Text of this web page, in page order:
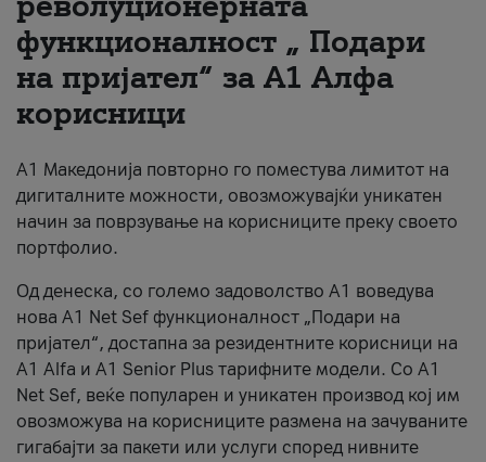
За нас
#ПодобарОнлајн
функционалност „ Подари
на пријател“ за А1 Алфа
корисници
А1 Македонија повторно го поместува лимитот на
дигиталните можности, овозможувајќи уникатен
начин за поврзување на корисниците преку своето
портфолио.
Од денеска, со големо задоволство А1 воведува
нова A1 Net Sef функционалност „Подари на
пријател“, достапна за резидентните корисници на
А1 Alfa и A1 Senior Plus тарифните модели. Со A1
Net Sef, веќе популарен и уникатен производ кој им
овозможува на корисниците размена на зачуваните
гигабајти за пакети или услуги според нивните